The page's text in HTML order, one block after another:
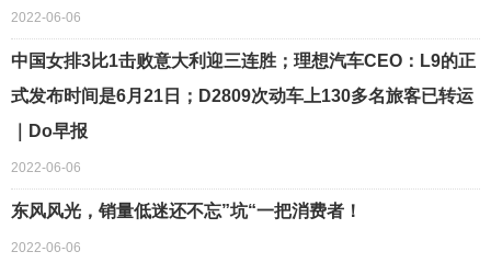
2022-06-06
中国女排3比1击败意大利迎三连胜；理想汽车CEO：L9的正
式发布时间是6月21日；D2809次动车上130多名旅客已转运
｜Do早报
2022-06-06
东风风光，销量低迷还不忘”坑“一把消费者！
2022-06-06